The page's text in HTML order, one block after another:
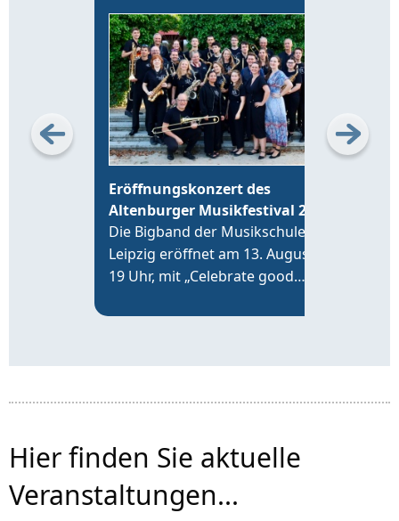
Eröffnungskonzert des
Altenburger Musikfestival 2026
Die Bigband der Musikschule
Leipzig eröffnet am 13. August,
19 Uhr, mit „Celebrate good
an der Brüderkirche das
Hier finden Sie aktuelle
Veranstaltungen...